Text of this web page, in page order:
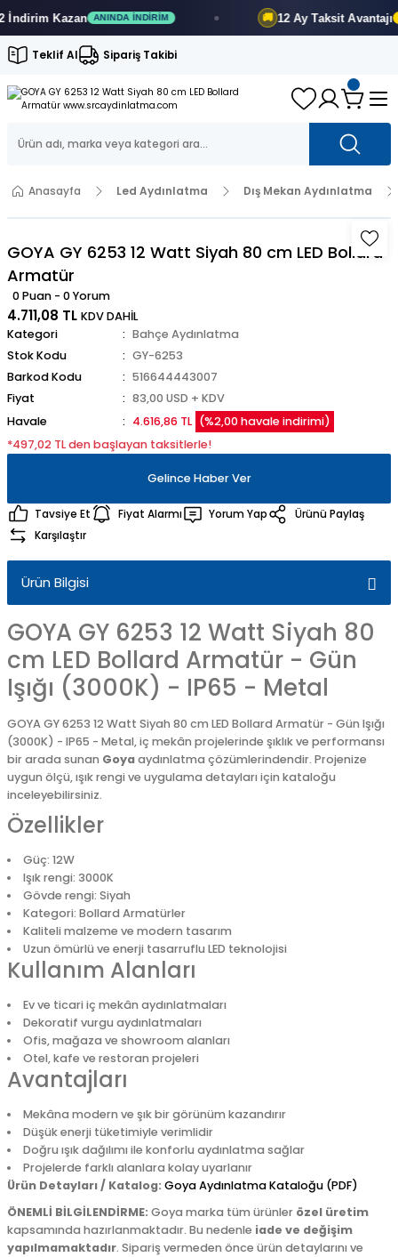
Kazan ANINDA İNDIRIM 12 Ay Taksit Avantajı
Teklif Al Sipariş Takibi
Anasayfa Led Aydınlatma Dış Mekan Aydınlatma
GOYA GY 6253 12 Watt Siyah 80 cm LED Bollard
Armatür
0 Puan - 0 Yorum
4.711,08 TL KDV DAHİL
Kategori
Bahçe Aydınlatma
Stok Kodu
GY-6253
Barkod Kodu
516644443007
Fiyat
83,00 USD + KDV
Havale
4.616,86 TL (%2,00 havale indirimi)
*497,02 TL den başlayan taksitlerle!
Gelince Haber Ver
Tavsiye Et Fiyat Alarmı Yorum Yap
Ürünü Paylaş
Karşılaştır
Ürün Bilgisi
GOYA GY 6253 12 Watt Siyah 80
cm LED Bollard Armatür - Gün
Işığı (3000K) - IP65 - Metal
GOYA GY 6253 12 Watt Siyah 80 cm LED Bollard Armatür - Gün Işığı
(3000K) - IP65 - Metal, iç mekân projelerinde şıklık ve performansı
bir arada sunan Goyaaydınlatma çözümlerindendir. Projenize
uygun ölçü, ışık rengi ve uygulama detayları için kataloğu
inceleyebilirsiniz.
Özellikler
Güç: 12W
Işık rengi: 3000K
Gövde rengi: Siyah
Kategori: Bollard Armatürler
Kaliteli malzeme ve modern tasarım
Uzun ömürlü ve enerji tasarruflu LED teknolojisi
Kullanım Alanları
Ev ve ticari iç mekân aydınlatmaları
Dekoratif vurgu aydınlatmaları
Ofis, mağaza ve showroom alanları
Otel, kafe ve restoran projeleri
Avantajları
Mekâna modern ve şık bir görünüm kazandırır
Düşük enerji tüketimiyle verimlidir
Doğru ışık dağılımı ile konforlu aydınlatma sağlar
Projelerde farklı alanlara kolay uyarlanır
Ürün Detayları / Katalog: Goya Aydınlatma Kataloğu (PDF)
ÖNEMLİ BİLGİLENDİRME: Goya marka tüm ürünler özel üretim
kapsamında hazırlanmaktadır. Bu nedenle iade ve değişim
yapılmamaktadır. Sipariş vermeden önce ürün detaylarını ve